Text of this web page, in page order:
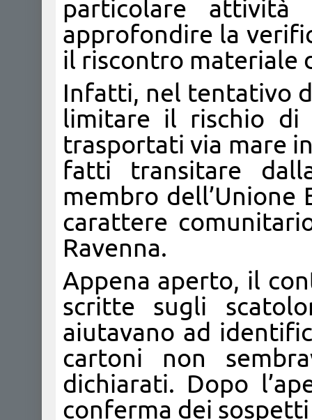
particolare attività
approfondire la
il riscontro materiale
Infatti, nel tentativo
limitare il rischio di
trasportati via mare
fatti transitare
membro dell’Unione
carattere
Ravenna.
Appena aperto, il
scritte sugli
aiutavano ad
cartoni non
dichiarati. Dopo
conferma dei